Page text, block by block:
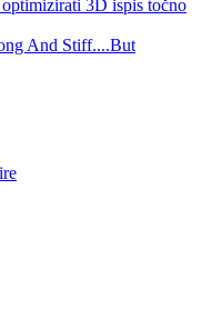
3D ispis točno
And Stiff....But